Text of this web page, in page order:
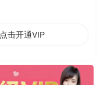
点击开通VIP